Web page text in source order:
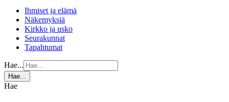
Ihmiset ja elämä
Näkemyksiä
Kirkko ja usko
Seurakunnat
Tapahtumat
Hae...
Hae...
Hae